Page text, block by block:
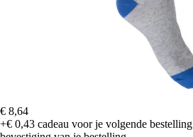
€ 8,64
+€ 0,43 cadeau voor je volgende bestelling